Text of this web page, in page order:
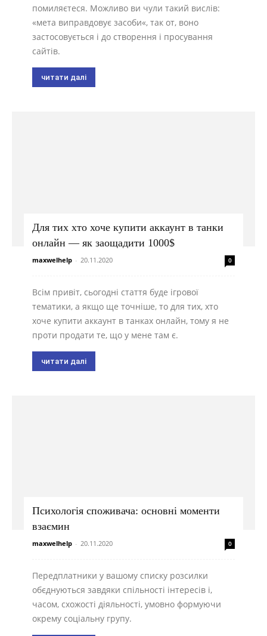
помиляєтеся. Можливо ви чули такий вислів:
«мета виправдовує засоби«, так от, воно
застосовується і до створення і просування
сайтів.
читати далі
Для тих хто хоче купити аккаунт в танки
онлайн — як заощадити 1000$
maxwelhelp - 20.11.2020 0
Всім привіт, сьогодні стаття буде ігрової
тематики, а якщо ще точніше, то для тих, хто
хоче купити аккаунт в танках онлайн, тому я не
проти продати те, що у мене там є.
читати далі
Психологія споживача: основні моменти
взаємин
maxwelhelp - 20.11.2020 0
Передплатники у вашому списку розсилки
обєднуються завдяки спільності інтересів і,
часом, схожості діяльності, умовно формуючи
окрему соціальну групу.